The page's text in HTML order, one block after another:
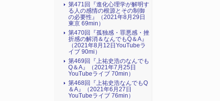
第471回『進化心理学が解明す
る人の感情の根源とその制御
の必要性』（2021年8月29日
東京 69min）
第470回『孤独感・罪悪感・挫
折感の解消＆なんでもQ＆A』
（2021年8月12日YouTubeラ
イブ 90mi）
第469回『上祐史浩のなんでも
Q＆A』（2021年7月25日
YouTubeライブ 70min）
第468回『上祐史浩なんでもQ
＆A』（2021年6月27日
YouTubeライブ 76min）